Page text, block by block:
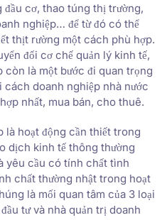
đầu cơ, thao túng thị trường,
nghiệp… để từ đó có thể
thịt rường một cách phù hợp.
đổi cơ chế quản lý kinh tế,
là một bước đi quan trọng
cách doanh nghiệp nhà nước
nhất, mua bán, cho thuê.
là hoạt động cần thiết trong
dịch kinh tế thông thường
yêu cầu có tính chất tình
chất thường nhật trong hoạt
là mối quan tâm của 3 loại
tư và nhà quản trị doanh